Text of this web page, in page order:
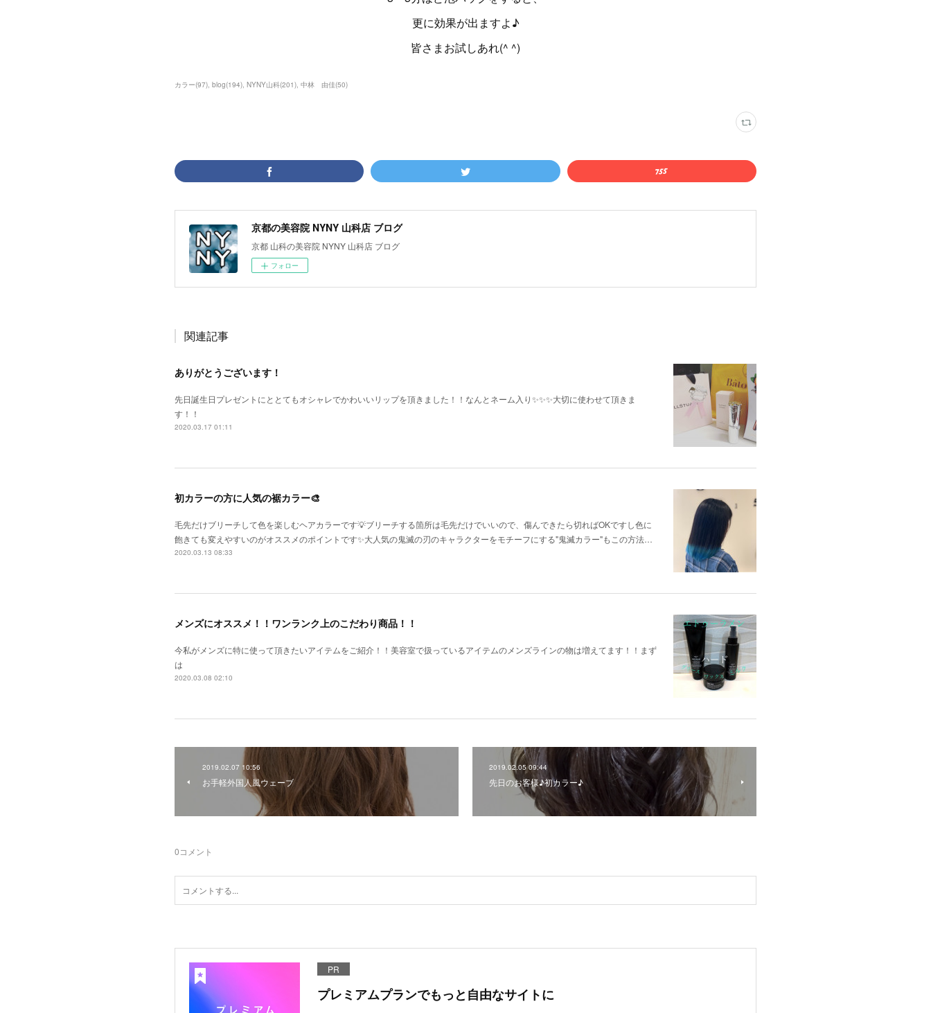
更に効果が出ますよ♪
皆さまお試しあれ(^ ^)
カラー(97) blog(194) NYNY山科(201) 中林 由佳(50)
京都の美容院 NYNY 山科店 ブログ
京都 山科の美容院 NYNY 山科店 ブログ
フォロー
関連記事
ありがとうございます！
先日誕生日プレゼントにととてもオシャレでかわいいリップを頂きました！！なんとネーム入り✨✨✨大切に使わせて頂きま
す！！
2020.03.17 01:11
初カラーの方に人気の裾カラー🎨
毛先だけブリーチして色を楽しむヘアカラーです💡ブリーチする箇所は毛先だけでいいので、傷んできたら切ればOKですし色に
飽きても変えやすいのがオススメのポイントです✨大人気の鬼滅の刃のキャラクターをモチーフにする"鬼滅カラー"もこの方法…
2020.03.13 08:33
メンズにオススメ！！ワンランク上のこだわり商品！！
今私がメンズに特に使って頂きたいアイテムをご紹介！！美容室で扱っているアイテムのメンズラインの物は増えてます！！まず
は
2020.03.08 02:10
2019.02.07 10:56
お手軽外国人風ウェーブ
2019.02.05 09:44
先日のお客様♪初カラー♪
0コメント
PR
プレミアムプランでもっと自由なサイトに